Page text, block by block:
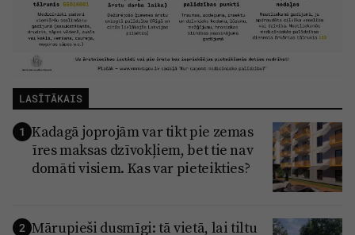
LASĪTĀKAIS
1 Kadagā joprojām var tikt pie zemas
īres maksas dzīvokļiem, bet tie nav
domāti visiem. Kas var pieteikties?
2 Mārupieši dusmīgi: tā vietā, lai tiltu